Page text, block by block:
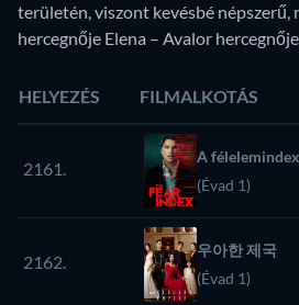
területén, viszont kevésbé népszerű,
hercegnője Elena – Avalor
HELYEZÉS FILMALKOTÁS
2161.
A félelemindex
(Évad 1)
2162.
우아한 제국
(Évad 1)